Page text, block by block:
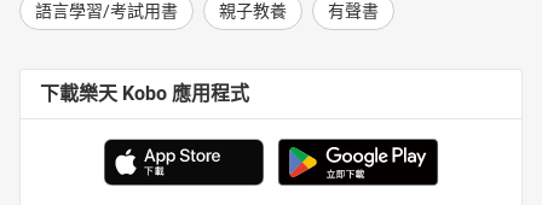
語言學習/考試用書 親子教養 有聲書
下載樂天 Kobo 應用程式